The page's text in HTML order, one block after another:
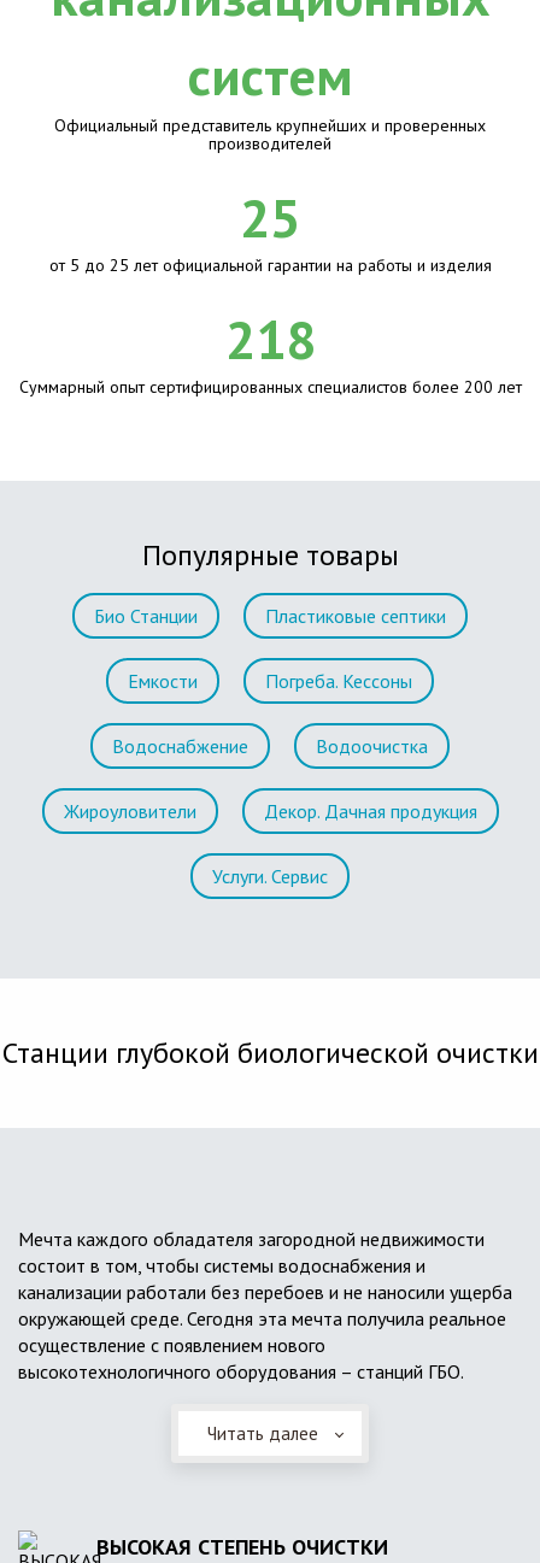
Официальный представитель крупнейших и проверенных
производителей
25
от 5 до 25 лет официальной гарантии на работы и изделия
218
Суммарный опыт сертифицированных специалистов более 200 лет
Популярные товары
Био Станции Пластиковые септики
Емкости Погреба. Кессоны
Водоснабжение Водоочистка
Жироуловители Декор. Дачная продукция
Услуги. Сервис
Станции глубокой биологической очистки
Мечта каждого обладателя загородной недвижимости
состоит в том, чтобы системы водоснабжения и
канализации работали без перебоев и не наносили ущерба
окружающей среде. Сегодня эта мечта получила реальное
осуществление с появлением нового
высокотехнологичного оборудования – станций ГБО.
Читать далее
ВЫСОКАЯ СТЕПЕНЬ ОЧИСТКИ